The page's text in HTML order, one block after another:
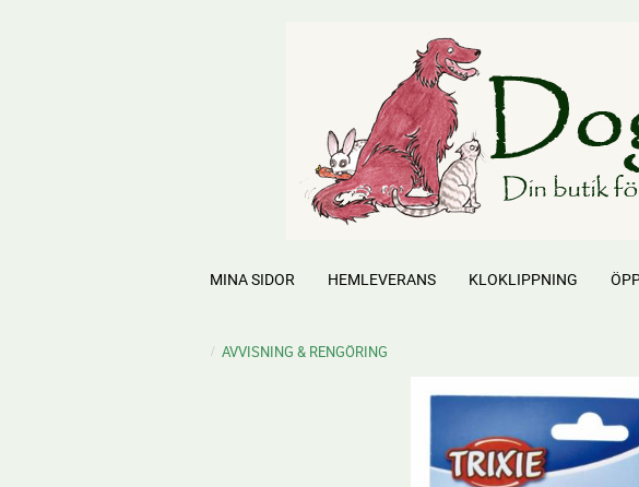
MINA SIDOR HEMLEVERANS KLOKLIPPNING
AVVISNING & RENGÖRING